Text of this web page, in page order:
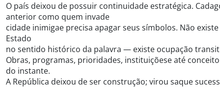
O país deixou de possuir continuidade estratégica.
anterior como quem invade
cidade inimigae precisa apagar seus símbolos. Não
Estado
no sentido histórico da palavra — existe ocupação
Obras, programas, prioridades, instituiçõese até
do instante.
A República deixou de ser construção; virou saque